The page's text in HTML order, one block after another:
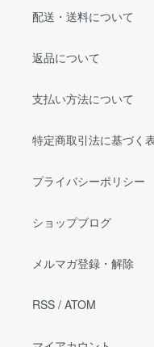
配送・送料について
返品について
支払い方法について
特定商取引法に基づく
プライバシーポリシー
ショップブログ
メルマガ登録・解除
RSS / ATOM